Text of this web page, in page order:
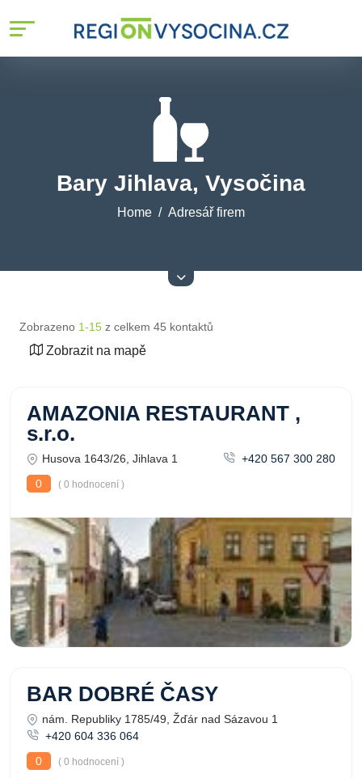
Bary Jihlava, Vysočina
Home Adresář firem
Zobrazeno 1-15 z celkem 45 kontaktů
Zobrazit na mapě
AMAZONIA RESTAURANT ,
s.r.o.
Husova 1643/26, Jihlava 1
+420 567 300 280
0
( 0 hodnocení )
BAR DOBRÉ ČASY
nám. Republiky 1785/49, Žďár nad Sázavou 1
+420 604 336 064
0
( 0 hodnocení )